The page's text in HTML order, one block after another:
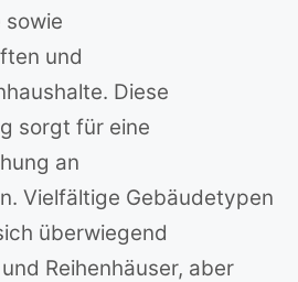
sowie
und
Diese
sorgt für eine
an
Vielfältige Gebäudetypen
überwiegend
Reihenhäuser, aber